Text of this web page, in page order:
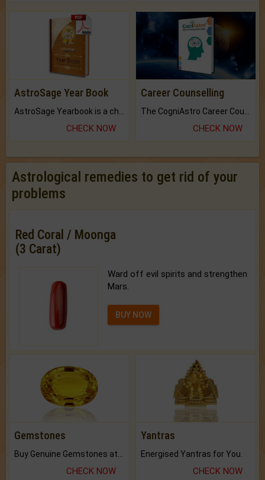
AstroSage Year Book
CHECK NOW
Career Counselling
CHECK NOW
Astrological remedies to get rid of your
problems
Red Coral / Moonga
(3 Carat)
Ward off evil spirits and strengthen
Mars.
BUY NOW
Gemstones
CHECK NOW
Yantras
Energised Yantras for You.
CHECK NOW